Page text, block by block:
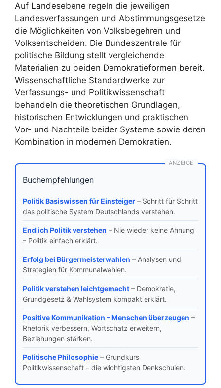
Auf Landesebene regeln die jeweiligen
Landesverfassungen und Abstimmungsgesetze
die Möglichkeiten von Volksbegehren und
Volksentscheiden. Die Bundeszentrale für
politische Bildung stellt vergleichende
Materialien zu beiden Demokratieformen bereit.
Wissenschaftliche Standardwerke zur
Verfassungs- und Politikwissenschaft
behandeln die theoretischen Grundlagen,
historischen Entwicklungen und praktischen
Vor- und Nachteile beider Systeme sowie deren
Kombination in modernen Demokratien.
ANZEIGE
Buchempfehlungen
Politik Basiswissen für Einsteiger– Schritt für Schritt
das politische System Deutschlands verstehen.
Endlich Politik verstehen – Nie wieder keine Ahnung
– Politik einfach erklärt.
Erfolg bei Bürgermeisterwahlen – Analysen und
Strategien für Kommunalwahlen.
Politik verstehen leichtgemacht– Demokratie,
Grundgesetz & Wahlsystem kompakt erklärt.
Positive Kommunikation – Menschen überzeugen –
Rhetorik verbessern, Wortschatz erweitern,
Beziehungen stärken.
Politische Philosophie– Grundkurs
Politikwissenschaft – die wichtigsten Denkschulen.